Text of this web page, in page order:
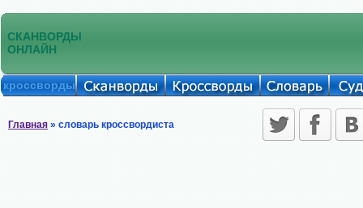
СКАНВОРДЫ
ОНЛАЙН
кроссворды
Главная » словарь кроссвордиста